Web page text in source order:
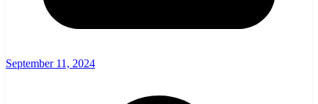
September 11, 2024